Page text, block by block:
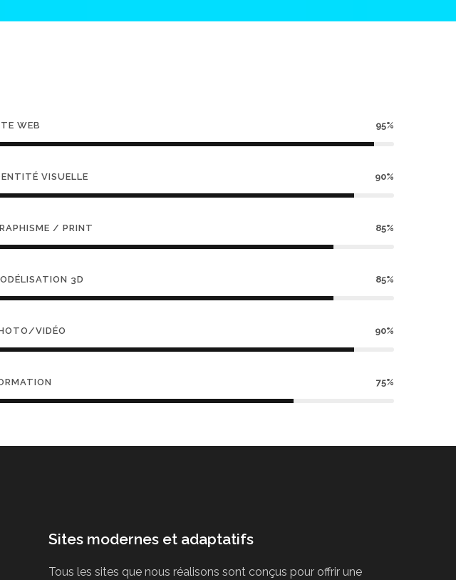
WEB 95%
VISUELLE 90%
/ PRINT 85%
3D 85%
VIDÉO 90%
75%
Sites modernes et adaptatifs
Tous les sites que nous réalisons sont conçus pour offrir une